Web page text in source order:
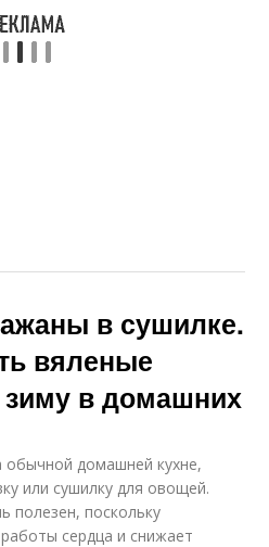
в сушилке.
вяленые
в домашних
домашней кухне,
или сушилку для овощей.
полезен, поскольку
сердца и снижает